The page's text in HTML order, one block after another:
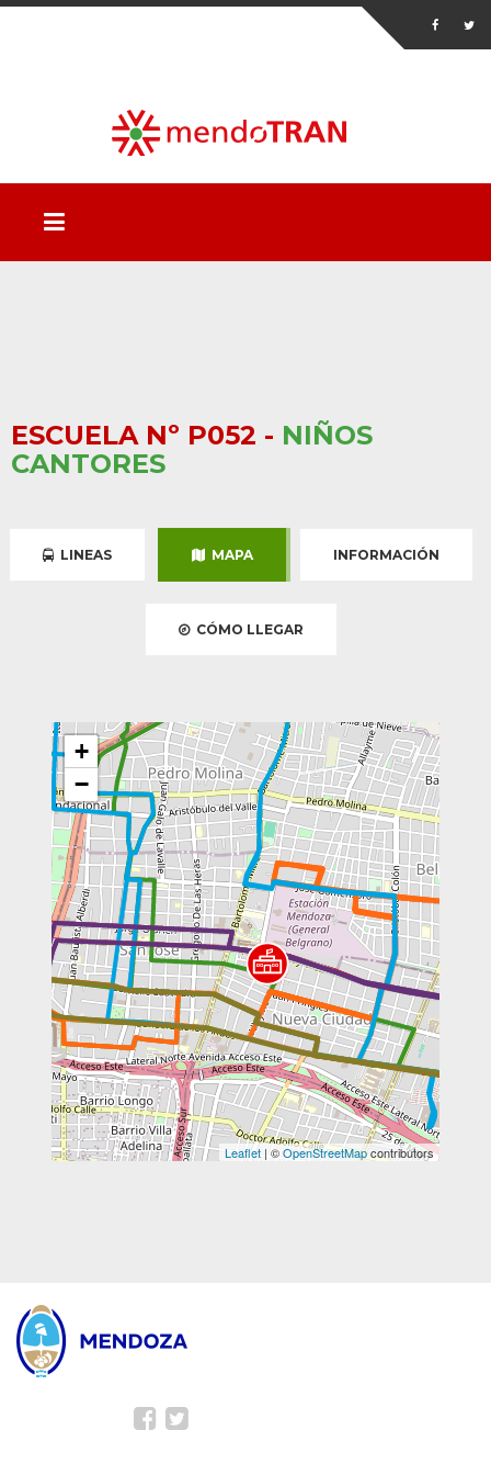
ESCUELA Nº P052 - NIÑOS
CANTORES
LINEAS MAPA INFORMACIÓN
CÓMO LLEGAR
+
−
Leaflet | ©OpenStreetMapcontributors